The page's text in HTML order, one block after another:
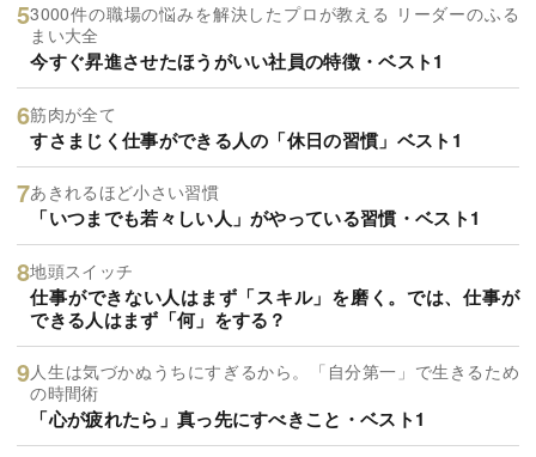
3000件の職場の悩みを解決したプロが教える リーダーのふる
まい大全
今すぐ昇進させたほうがいい社員の特徴・ベスト1
筋肉が全て
すさまじく仕事ができる人の「休日の習慣」ベスト1
あきれるほど小さい習慣
「いつまでも若々しい人」がやっている習慣・ベスト1
地頭スイッチ
仕事ができない人はまず「スキル」を磨く。では、仕事が
できる人はまず「何」をする？
人生は気づかぬうちにすぎるから。「自分第一」で生きるため
の時間術
「心が疲れたら」真っ先にすべきこと・ベスト1